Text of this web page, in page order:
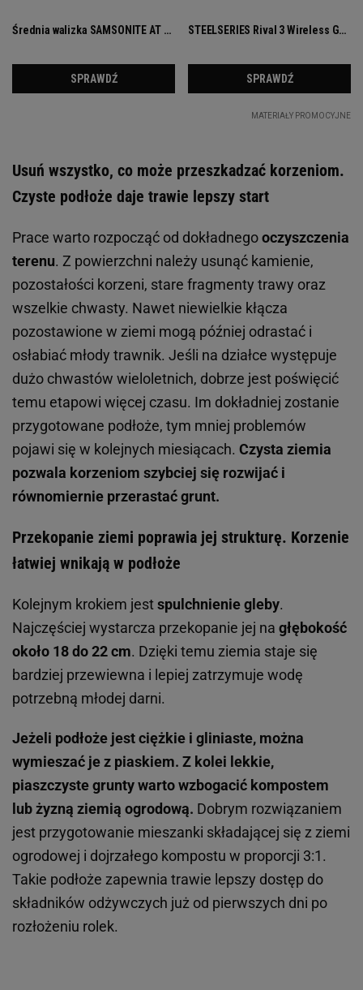
Usuń wszystko, co może przeszkadzać korzeniom.
Czyste podłoże daje trawie lepszy start
Prace warto rozpocząć od dokładnegooczyszczenia
terenu. Z powierzchni należy usunąć kamienie,
pozostałości korzeni, stare fragmenty trawy oraz
wszelkie chwasty. Nawet niewielkie kłącza
pozostawione w ziemi mogą później odrastać i
osłabiać młody trawnik. Jeśli na działce występuje
dużo chwastów wieloletnich, dobrze jest poświęcić
temu etapowi więcej czasu. Im dokładniej zostanie
przygotowane podłoże, tym mniej problemów
pojawi się w kolejnych miesiącach. Czysta ziemia
pozwala korzeniom szybciej się rozwijać i
równomiernie przerastać grunt.
Przekopanie ziemi poprawia jej strukturę. Korzenie
łatwiej wnikają w podłoże
Kolejnym krokiem jestspulchnienie gleby.
Najczęściej wystarcza przekopanie jej na głębokość
około 18 do 22 cm. Dzięki temu ziemia staje się
bardziej przewiewna i lepiej zatrzymuje wodę
potrzebną młodej darni.
Jeżeli podłoże jest ciężkie i gliniaste, można
wymieszać je z piaskiem. Z kolei lekkie,
piaszczyste grunty warto wzbogacić kompostem
lub żyzną ziemią ogrodową. Dobrym rozwiązaniem
jest przygotowanie mieszanki składającej się z ziemi
ogrodowej i dojrzałego kompostu w proporcji 3:1.
Takie podłoże zapewnia trawie lepszy dostęp do
składników odżywczych już od pierwszych dni po
rozłożeniu rolek.